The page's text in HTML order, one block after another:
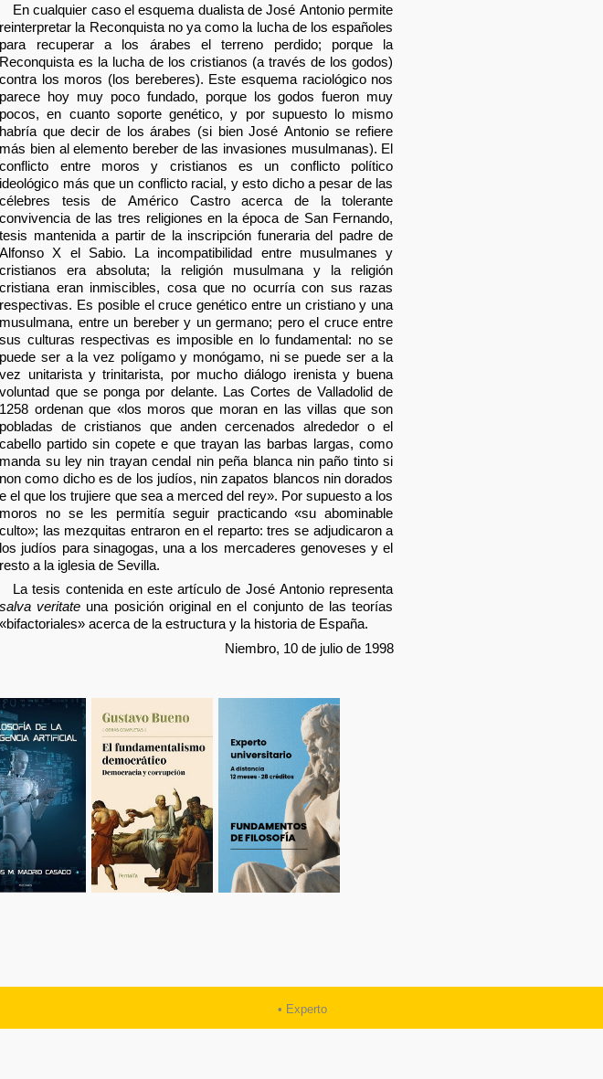
En cualquier caso el esquema dualista de José Antonio permite
reinterpretar la Reconquista no ya como la lucha de los españoles
para recuperar a los árabes el terreno perdido; porque la
Reconquista es la lucha de los cristianos (a través de los godos)
contra los moros (los bereberes). Este esquema raciológico nos
parece hoy muy poco fundado, porque los godos fueron muy
pocos, en cuanto soporte genético, y por supuesto lo mismo
habría que decir de los árabes (si bien José Antonio se refiere
más bien al elemento bereber de las invasiones musulmanas). El
conflicto entre moros y cristianos es un conflicto político
ideológico más que un conflicto racial, y esto dicho a pesar de las
célebres tesis de Américo Castro acerca de la tolerante
convivencia de las tres religiones en la época de San Fernando,
tesis mantenida a partir de la inscripción funeraria del padre de
Alfonso X el Sabio. La incompatibilidad entre musulmanes y
cristianos era absoluta; la religión musulmana y la religión
cristiana eran inmiscibles, cosa que no ocurría con sus razas
respectivas. Es posible el cruce genético entre un cristiano y una
musulmana, entre un bereber y un germano; pero el cruce entre
sus culturas respectivas es imposible en lo fundamental: no se
puede ser a la vez polígamo y monógamo, ni se puede ser a la
vez unitarista y trinitarista, por mucho diálogo irenista y buena
voluntad que se ponga por delante. Las Cortes de Valladolid de
1258 ordenan que «los moros que moran en las villas que son
pobladas de cristianos que anden cercenados alrededor o el
cabello partido sin copete e que trayan las barbas largas, como
manda su ley nin trayan cendal nin peña blanca nin paño tinto si
non como dicho es de los judíos, nin zapatos blancos nin dorados
e el que los trujiere que sea a merced del rey». Por supuesto a los
moros no se les permitía seguir practicando «su abominable
culto»; las mezquitas entraron en el reparto: tres se adjudicaron a
los judíos para sinagogas, una a los mercaderes genoveses y el
resto a la iglesia de Sevilla.
La tesis contenida en este artículo de José Antonio representa
salva veritate una posición original en el conjunto de las teorías
«bifactoriales» acerca de la estructura y la historia de España.
Niembro, 10 de julio de 1998